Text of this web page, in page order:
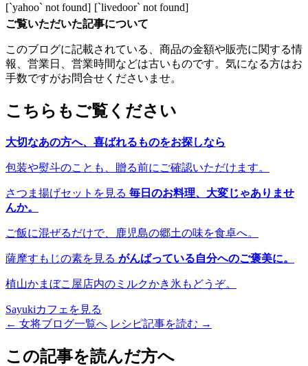
[`yahoo` not found] [`livedoor` not found]
ご覧いただいた記事について
このブログに記載されている、商品の金額や販売に関する情
報、営業日、営業時間などは古いものです。気になる方はお
手数ですがお問合せくださいませ。
こちらもご覧ください
大切なあの方へ、喜ばれるものをお探しなら
包装や熨斗のことも、贈る前にご確認いただけます。
さつま揚げセットを見る 毎日のお料理、大変じゃありませ
んか。
ご飯に混ぜるだけで、鹿児島の郷土の味を食卓へ。
薩摩すもじの素を見る がんばっている自分へのご褒美に。
植山かまぼこ屋店内のミルクかき氷もどうぞ。
Sayukiカフェを見る
← 女将ブログ一覧へ レシピ記事を読む →
この記事を読んだ方へ